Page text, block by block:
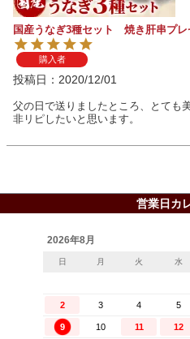
国産うなぎ3種セット 焼き肝串プレ
購入者
投稿日 2020/12/01
父の日で送りましたところ、とても
非リピしたいと思います。
営業日カ